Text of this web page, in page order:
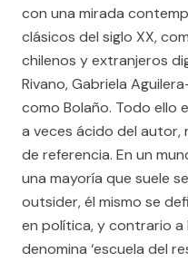
con una mirada
clásicos del siglo XX,
chilenos y extranjeros
Rivano, Gabriela
como Bolaño. Todo ello
a veces ácido del
de referencia. En un
una mayoría que suele
outsider, él mismo se
en política, y contrario a
denomina ‘escuela del